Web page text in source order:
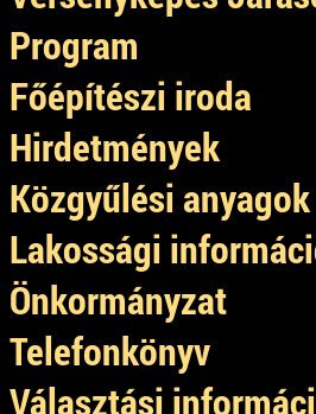
Program
Főépítészi iroda
Hirdetmények
Közgyűlési anyagok
Lakossági
Önkormányzat
Telefonkönyv
Választási